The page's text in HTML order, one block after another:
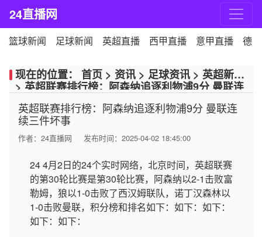
24直播网
篮球新闻 足球新闻 英超直播 西甲直播 意甲直播 德
现在的位置： 首页 > 资讯 > 足球资讯 > 英超新闻
> 英超联赛排行榜：阿森纳追逐利物浦9分 曼联连
英超联赛排行榜：阿森纳追逐利物浦9分 曼联连
续三件坏事
作者： 24直播网 发布时间：2025-04-02 18:45:00
24 4月2日的24个实时网络，北京时间，英超联赛
的第30轮比赛是第30轮比赛，阿森纳以2-1击败富
勒姆，狼以1-0击败了西汉姆联队，诺丁汉森林以
1-0击败曼联，积分榜和排名如下：如下：如下：
如下：如下：